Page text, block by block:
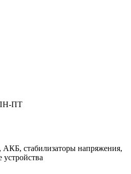
ПН-ПТ
стабилизаторы напряжения,